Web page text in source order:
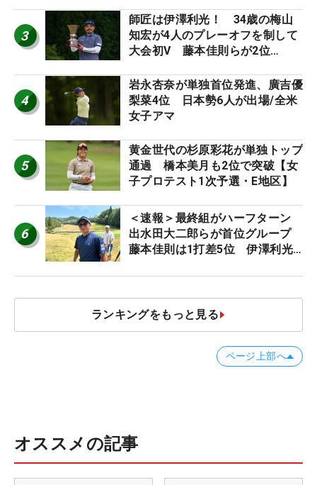
3
師匠は伊澤利光！ 34歳の梅山
知宏が4人のプレーオフを制して
大会初V 藤本佳則らが2位
4
岩永杏奈が単独首位発進、廣吉優
梨菜4位 日本勢6人が出場/全米
女子アマ
5
黄金世代の杉原彩花が単独トップ
通過 橋本美月も2位で突破【女
子プロテスト1次予選・E地区】
6
＜速報＞最終組がハーフターン
出水田大二郎らが首位グループ
藤本佳則は1打差5位 伊澤利光
JOYX OPEN】
ランキングをもっと見る
ページ上部へ
オススメの記事